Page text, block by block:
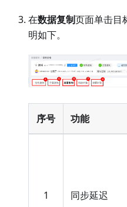
在数据复制页面单击目
明如下。
序号 功能
1 同步延迟